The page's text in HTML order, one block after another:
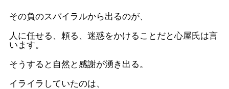
その負のスパイラルから出るのが、
人に任せる、頼る、迷惑をかけることだと心屋氏は言
います。
そうすると自然と感謝が湧き出る。
イライラしていたのは、